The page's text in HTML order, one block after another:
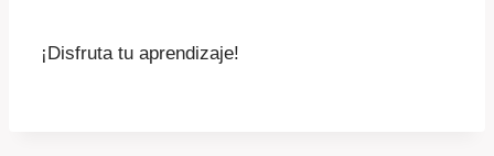
¡Disfruta tu aprendizaje!